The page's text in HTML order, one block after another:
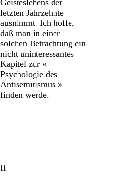
Geisteslebens der
letzten Jahrzehnte
ausnimmt. Ich hoffe,
daß man in einer
solchen Betrachtung ein
nicht uninteressantes
Kapitel zur «
Psychologie des
Antisemitismus »
finden werde.
II